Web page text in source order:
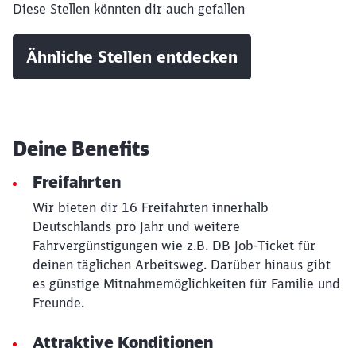
Diese Stellen könnten dir auch gefallen
Ähnliche Stellen entdecken
Deine Benefits
Freifahrten
Wir bieten dir 16 Freifahrten innerhalb
Deutschlands pro Jahr und weitere
Fahrvergünstigungen wie z.B. DB Job-Ticket für
deinen täglichen Arbeitsweg. Darüber hinaus gibt
es günstige Mitnahmemöglichkeiten für Familie und
Freunde.
Attraktive Konditionen
Möchten Sie zuweitergeleitet